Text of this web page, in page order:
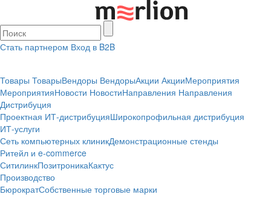
Стать партнером Вход в B2B
Товары ТоварыВендоры ВендорыАкции АкцииМероприятия
МероприятияНовости НовостиНаправления Направления
Дистрибуция
Проектная ИТ-дистрибуцияШирокопрофильная дистрибуция
ИТ-услуги
Сеть компьютерных клиникДемонстрационные стенды
Ритейл и e-commerce
СитилинкПозитроникаКактус
Производство
БюрократСобственные торговые марки